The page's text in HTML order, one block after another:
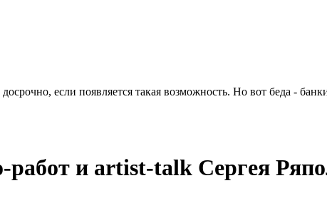
если появляется такая возможность. Но вот беда -
работ и artist-talk Сергея